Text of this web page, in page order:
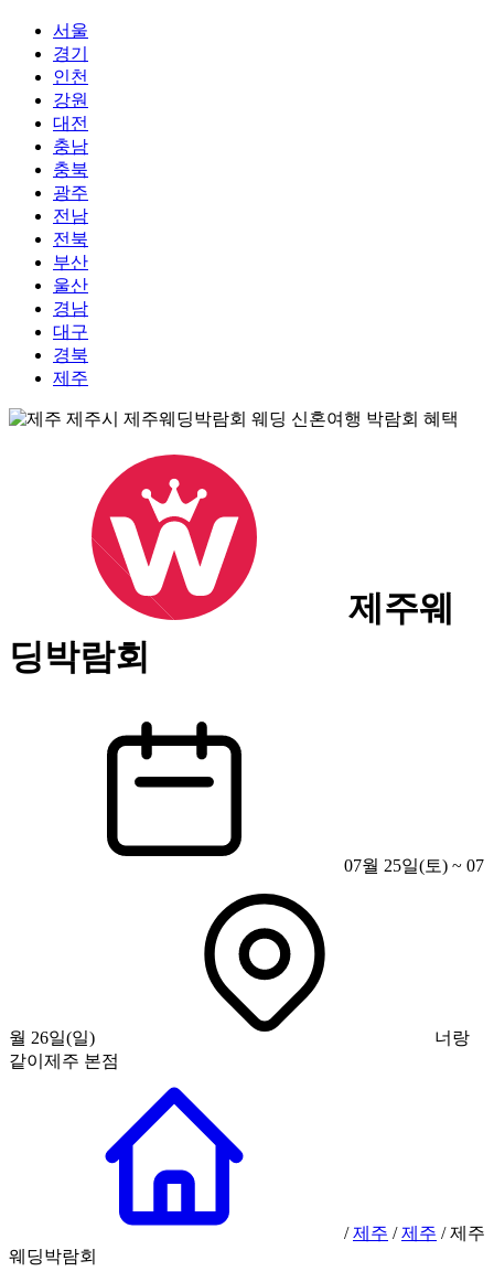
서울
경기
인천
강원
대전
충남
충북
광주
전남
전북
부산
울산
경남
대구
경북
제주
제주웨
딩박람회
07월 25일(토) ~ 07
월 26일(일)
너랑
같이제주 본점
/ 제주 / 제주 / 제주
웨딩박람회